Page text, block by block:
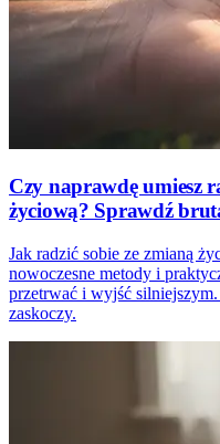
Czy naprawdę umiesz
życiową? Sprawdź
Jak radzić sobie ze zmianą
nowoczesne metody i
przetrwać i wyjść
zaskoczy.